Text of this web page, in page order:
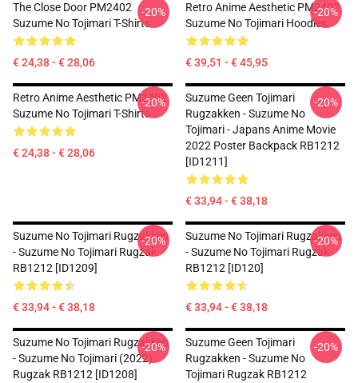
The Close Door PM2402
Suzume No Tojimari T-Shirts
€ 24,38 - € 28,06
-20%
Retro Anime Aesthetic PM2402
Suzume No Tojimari Hoodies
€ 39,51 - € 45,95
-20%
Retro Anime Aesthetic PM2402
Suzume No Tojimari T-Shirts
€ 24,38 - € 28,06
-20%
Suzume Geen Tojimari
Rugzakken - Suzume No
Tojimari - Japans Anime Movie
2022 Poster Backpack RB1212
[ID1211]
€ 33,94 - € 38,18
-20%
Suzume No Tojimari Rugzakken
- Suzume No Tojimari Rugzak
RB1212 [ID1209]
€ 33,94 - € 38,18
-20%
Suzume No Tojimari Rugzakken
- Suzume No Tojimari Rugzak
RB1212 [ID120]
€ 33,94 - € 38,18
-20%
Suzume No Tojimari Rugzakken
- Suzume No Tojimari (2022)
Rugzak RB1212 [ID1208]
-20%
Suzume Geen Tojimari
Rugzakken - Suzume No
Tojimari Rugzak RB1212
-20%